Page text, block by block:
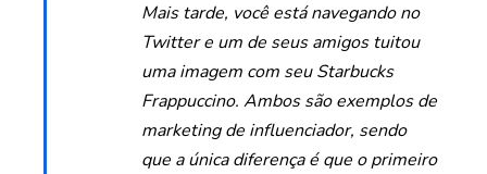
Mais tarde, você está navegando no
Twitter e um de seus amigos tuitou
uma imagem com seu Starbucks
Frappuccino. Ambos são exemplos de
marketing de influenciador, sendo
que a única diferença é que o primeiro